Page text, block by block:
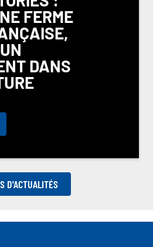
FERME
DANS
D'ACTUALITÉS